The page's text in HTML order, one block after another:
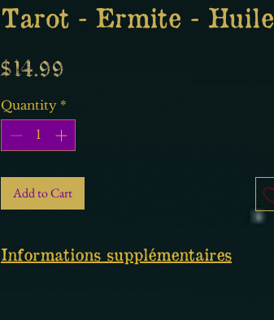
Tarot - Ermite - Huile
$14.99
Quantity *
Add to Cart
Informations supplémentaires